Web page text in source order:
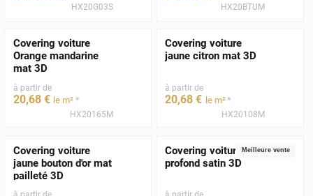
HX20G03S HX20BTUM
Covering voiture
Orange mandarine
mat 3D
à partir de
20,68 € le m² *
HX20165M
Covering voiture
jaune citron mat 3D
à partir de
20,68 € le m²*
HX20108M
Covering voiture
jaune bouton d'or mat
pailleté 3D
Meilleure vente
Covering voiture noir
profond satin 3D